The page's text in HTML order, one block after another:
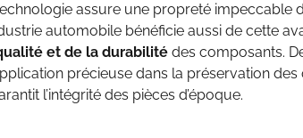
assure une propreté impeccable
automobile bénéficie aussi de cette
et de la durabilité des composants.
précieuse dans la préservation
l’intégrité des pièces d’époque.